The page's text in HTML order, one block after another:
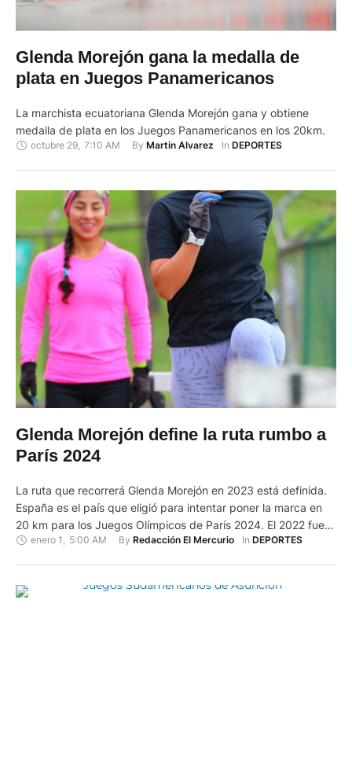
Glenda Morejón gana la medalla de
plata en Juegos Panamericanos
La marchista ecuatoriana Glenda Morejón gana y obtiene
medalla de plata en los Juegos Panamericanos en los 20km.
octubre 29 7:10 AM By Martin Alvarez In DEPORTES
Glenda Morejón define la ruta rumbo a
París 2024
La ruta que recorrerá Glenda Morejón en 2023 está definida.
España es el país que eligió para intentar poner la marca en
20 km para los Juegos Olímpicos de París 2024. El 2022 fue
positivo en el balance general. Es la ecuatoriana mejor
enero 1 5:00 AM By Redacción El Mercurio In DEPORTES